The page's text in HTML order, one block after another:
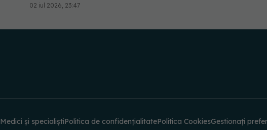
02 iul 2026, 23:47
Medici și specialiștiPolitica de confidențialitatePolitica CookiesGestionați